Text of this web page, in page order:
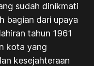
sudah dinikmati
bagian dari upaya
tahun 1961
kota yang
kesejahteraan